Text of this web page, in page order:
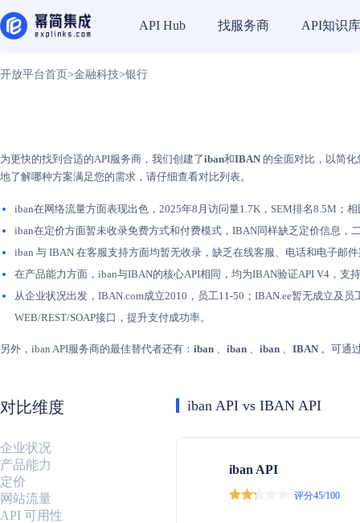
API Hub 找服务商 API知识库
开放平台首页 >金融科技>银行
为更快的找到合适的API服务商，我们创建了iban和IBAN 的全面对比，以简
地了解哪种方案满足您的需求，请仔细查看对比列表。
iban在网络流量方面表现出色，2025年8月访问量1.7K，SEM排名8.5M；
iban在定价方面暂未收录免费方式和付费模式，IBAN同样缺乏定价信息，
iban 与 IBAN 在客服支持方面均暂无收录，缺乏在线客服、电话和电子邮
在产品能力方面，iban与IBAN的核心API相同，均为IBAN验证API V4，
从企业状况出发，IBAN.com成立2010，员工11-50；IBAN.ee暂无成立及
WEB/REST/SOAP接口，提升支付成功率。
另外，iban API服务商的最佳替代者还有： iban 、 iban 、 iban 、 IBAN 。可通
对比维度
企业状况
产品能力
定价
网站流量
API 可用性
iban API vs IBAN API
iban API
评分45/100